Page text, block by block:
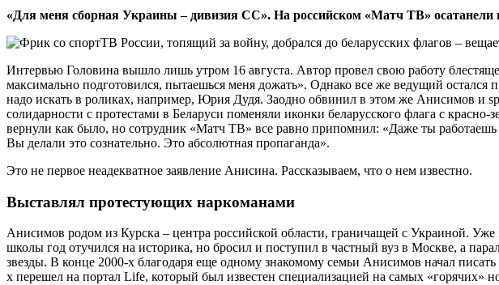
«Для меня сборная Украины – дивизия СС». На российском «Матч ТВ» осатанели
Интервью Головина вышло лишь утром 16 августа. Автор провел свою работу
максимально подготовился, пытаешься меня дожать». Однако все же ведущий
надо искать в роликах, например, Юрия Дудя. Заодно обвинил в этом же Анисимов и
солидарности с протестами в Беларуси поменяли иконки беларусского флага с
вернули как было, но сотрудник «Матч ТВ» все равно припомнил: «Даже ты работаешь
Вы делали это сознательно. Это абсолютная пропаганда».
Это не первое неадекватное заявление Анисина. Рассказываем, что о нем известно.
Выставлял протестующих наркоманами
Анисимов родом из Курска – центра российской области, граничащей с Украиной.
школы год отучился на историка, но бросил и поступил в частный вуз в Москве, а
звезды. В конце 2000-х благодаря еще одному знакомому семьи Анисимов начал
х перешел на портал Life, который был известен специализацией на самых «горячих»